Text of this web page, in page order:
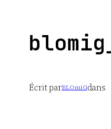
Écrit parBLOmiGdans